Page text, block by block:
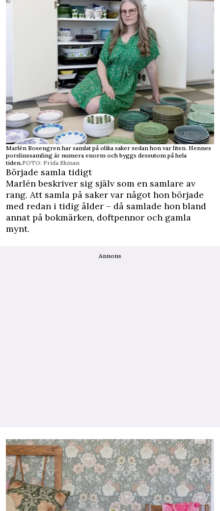
Marlén Rosengren har samlat på olika saker sedan hon var liten. Hennes
porslinssamling är numera enorm och byggs dessutom på hela
tiden.FOTO: Frida Ekman
Började samla tidigt
Marlén beskriver sig själv som en samlare av
rang. Att samla på saker var något hon började
med redan i tidig ålder – då samlade hon bland
annat på bokmärken, doftpennor och gamla
mynt.
Annons